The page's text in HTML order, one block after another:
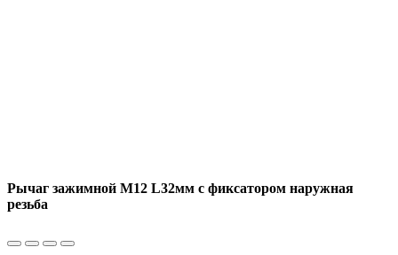
Рычаг зажимной M12 L32мм с фиксатором наружная
резьба